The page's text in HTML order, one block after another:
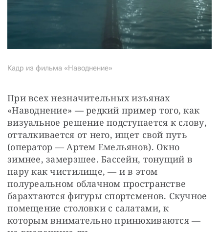
Кадр из фильма «Наводнение»
При всех незначительных изъянах
«Наводнение» — редкий пример того, как
визуальное решение подступается к слову,
отталкиваетcя от него, ищет свой путь
(оператор — Артем Емельянов). Окно
зимнее, замерзшее. Бассейн, тонущий в
пару как чистилище, — и в этом
полуреальном облачном пространстве
барахтаются фигуры спортсменов. Скучное
помещение столовки с салатами, к
которым внимательно принюхиваются —